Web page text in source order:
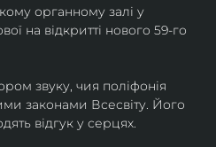
органному залі у
на відкритті нового 59-го
звуку, чия поліфонія
законами Всесвіту. Його
відгук у серцях.